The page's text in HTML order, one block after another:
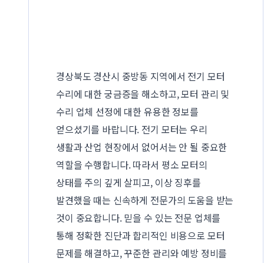
경상북도 경산시 중방동 지역에서 전기 모터
수리에 대한 궁금증을 해소하고, 모터 관리 및
수리 업체 선정에 대한 유용한 정보를
얻으셨기를 바랍니다. 전기 모터는 우리
생활과 산업 현장에서 없어서는 안 될 중요한
역할을 수행합니다. 따라서 평소 모터의
상태를 주의 깊게 살피고, 이상 징후를
발견했을 때는 신속하게 전문가의 도움을 받는
것이 중요합니다. 믿을 수 있는 전문 업체를
통해 정확한 진단과 합리적인 비용으로 모터
문제를 해결하고, 꾸준한 관리와 예방 정비를